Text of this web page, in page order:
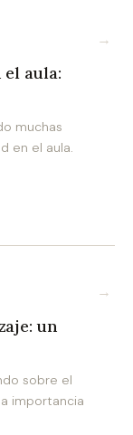
aula:
muchas
en el aula.
→
un
sobre el
importancia
→